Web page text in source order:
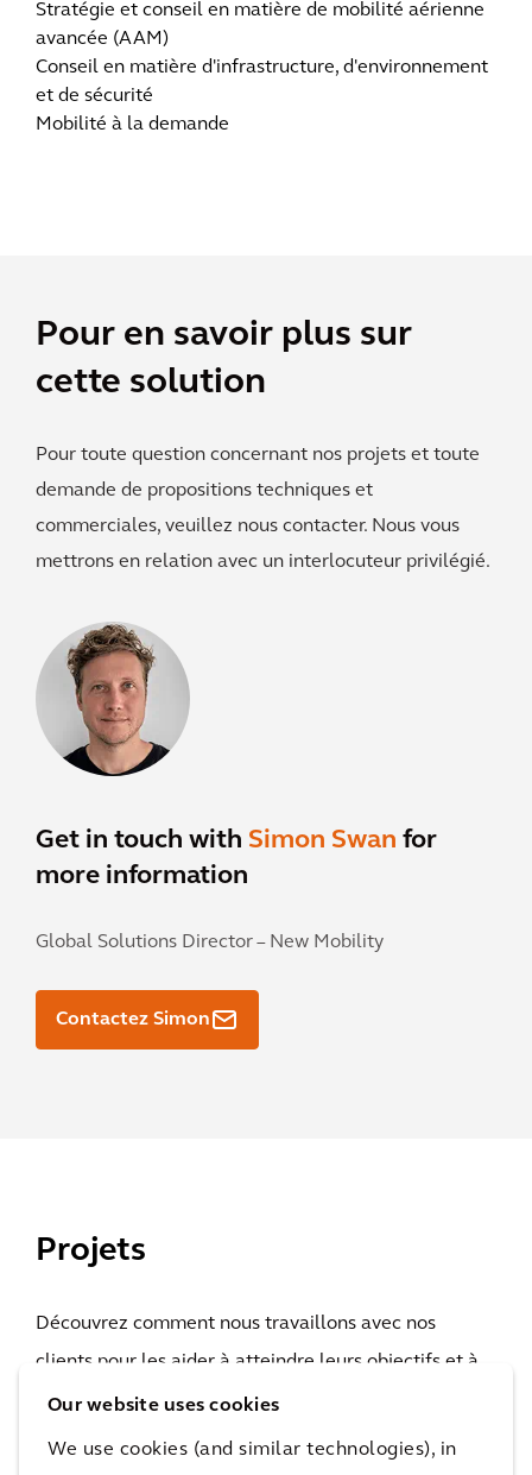
Our website uses cookies
We use cookies (and similar technologies), in
Stratégie et conseil en matière de mobilité aérienne
avancée (AAM)
Conseil en matière d'infrastructure, d'environnement
et de sécurité
Mobilité à la demande
Pour en savoir plus sur
cette solution
Pour toute question concernant nos projets et toute
demande de propositions techniques et
commerciales, veuillez nous contacter. Nous vous
mettrons en relation avec un interlocuteur privilégié.
Get in touch with Simon Swan for
more information
Global Solutions Director – New Mobility
Contactez Simon
Projets
Découvrez comment nous travaillons avec nos
clients pour les aider à atteindre leurs objectifs et à
améliorer la qualité de vie.